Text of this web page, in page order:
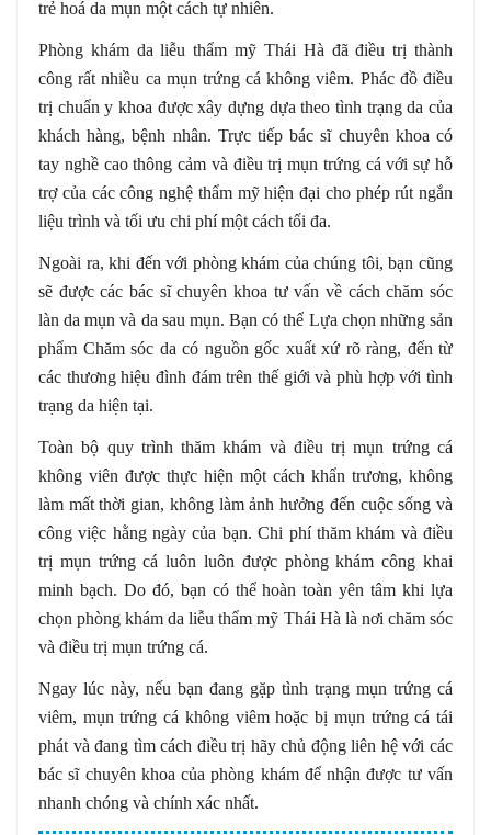
trẻ hoá da mụn một cách tự nhiên.
Phòng khám da liễu thẩm mỹ Thái Hà đã điều trị thành
công rất nhiều ca mụn trứng cá không viêm. Phác đồ điều
trị chuẩn y khoa được xây dựng dựa theo tình trạng da của
khách hàng, bệnh nhân. Trực tiếp bác sĩ chuyên khoa có
tay nghề cao thông cảm và điều trị mụn trứng cá với sự hỗ
trợ của các công nghệ thẩm mỹ hiện đại cho phép rút ngắn
liệu trình và tối ưu chi phí một cách tối đa.
Ngoài ra, khi đến với phòng khám của chúng tôi, bạn cũng
sẽ được các bác sĩ chuyên khoa tư vấn về cách chăm sóc
làn da mụn và da sau mụn. Bạn có thể Lựa chọn những sản
phẩm Chăm sóc da có nguồn gốc xuất xứ rõ ràng, đến từ
các thương hiệu đình đám trên thế giới và phù hợp với tình
trạng da hiện tại.
Toàn bộ quy trình thăm khám và điều trị mụn trứng cá
không viên được thực hiện một cách khẩn trương, không
làm mất thời gian, không làm ảnh hưởng đến cuộc sống và
công việc hằng ngày của bạn. Chi phí thăm khám và điều
trị mụn trứng cá luôn luôn được phòng khám công khai
minh bạch. Do đó, bạn có thể hoàn toàn yên tâm khi lựa
chọn phòng khám da liễu thẩm mỹ Thái Hà là nơi chăm sóc
và điều trị mụn trứng cá.
Ngay lúc này, nếu bạn đang gặp tình trạng mụn trứng cá
viêm, mụn trứng cá không viêm hoặc bị mụn trứng cá tái
phát và đang tìm cách điều trị hãy chủ động liên hệ với các
bác sĩ chuyên khoa của phòng khám để nhận được tư vấn
nhanh chóng và chính xác nhất.